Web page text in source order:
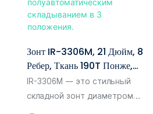
Зонт IR-3306M, 21 Дюйм, 8
Ребер, Ткань 190T Понже,
Цифровая Печать «Звездное
Небо», Прочный,
IR-3306M — это стильный
складной зонт диаметром